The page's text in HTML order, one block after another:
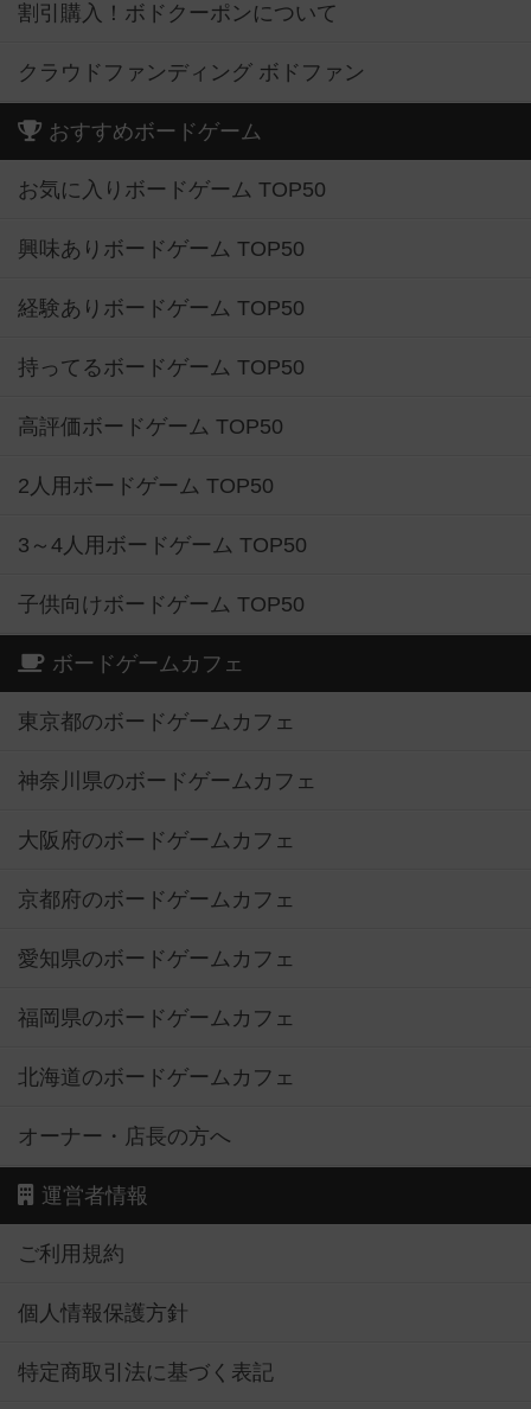
割引購入！ボドクーポンについて
クラウドファンディング ボドファン
おすすめボードゲーム
お気に入りボードゲーム TOP50
興味ありボードゲーム TOP50
経験ありボードゲーム TOP50
持ってるボードゲーム TOP50
高評価ボードゲーム TOP50
2人用ボードゲーム TOP50
3～4人用ボードゲーム TOP50
子供向けボードゲーム TOP50
ボードゲームカフェ
東京都のボードゲームカフェ
神奈川県のボードゲームカフェ
大阪府のボードゲームカフェ
京都府のボードゲームカフェ
愛知県のボードゲームカフェ
福岡県のボードゲームカフェ
北海道のボードゲームカフェ
オーナー・店長の方へ
運営者情報
ご利用規約
個人情報保護方針
特定商取引法に基づく表記